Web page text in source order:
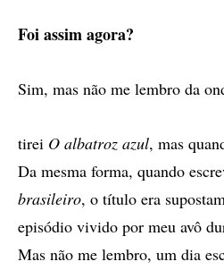
Foi assim agora?
Sim, mas não me lembro da
tirei O albatroz azul, mas
Da mesma forma, quando
brasileiro, o título era
episódio vivido por meu avô
Mas não me lembro, um dia